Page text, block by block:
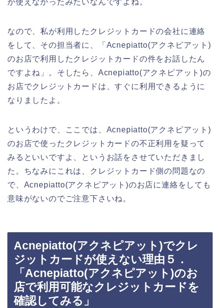
なので、私が利用したクレジットカードの会社に連絡
をして、その担当者に、「Acnepiatto(アクネピアット)
のお店で利用したクレジットカードの件をお話したん
ですよね」。そしたら、Acnepiatto(アクネピアット)の
お店でクレジットカードは、すぐに利用できるように
なりましたよ。
というわけで、ここでは、Acnepiatto(アクネピアット)
のお店で使ったクレジットカードの不正利用を疑って
みるといいですよ、というお話をさせていただきまし
た。ちなみにこれは、クレジットカード側の問題なの
で、Acnepiatto(アクネピアット)のお店に連絡をしても
意味がないのでご注意下さいね。
Acnepiatto(アクネピアット)でクレ
ジットカードが使えない理由５．
「Acnepiatto(アクネピアット)のお
店で利用可能なクレジットカードを
確認してみる」